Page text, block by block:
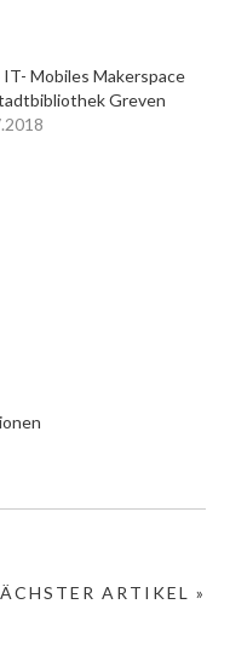
IT- Mobiles Makerspace
Greven
ARTIKEL »